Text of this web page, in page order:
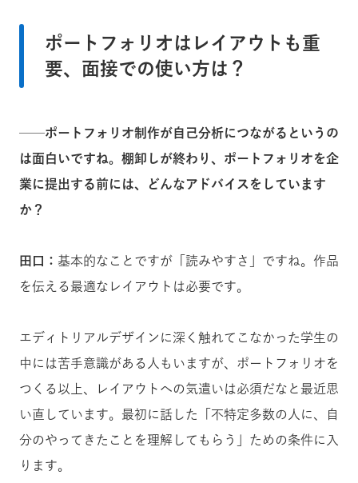
ポートフォリオはレイアウトも重
要、面接での使い方は？
──ポートフォリオ制作が自己分析につながるというの
は面白いですね。棚卸しが終わり、ポートフォリオを企
業に提出する前には、どんなアドバイスをしています
か？
田口： 基本的なことですが「読みやすさ」ですね。作品
を伝える最適なレイアウトは必要です。
エディトリアルデザインに深く触れてこなかった学生の
中には苦手意識がある人もいますが、ポートフォリオを
つくる以上、レイアウトへの気遣いは必須だなと最近思
い直しています。最初に話した「不特定多数の人に、自
分のやってきたことを理解してもらう」ための条件に入
ります。